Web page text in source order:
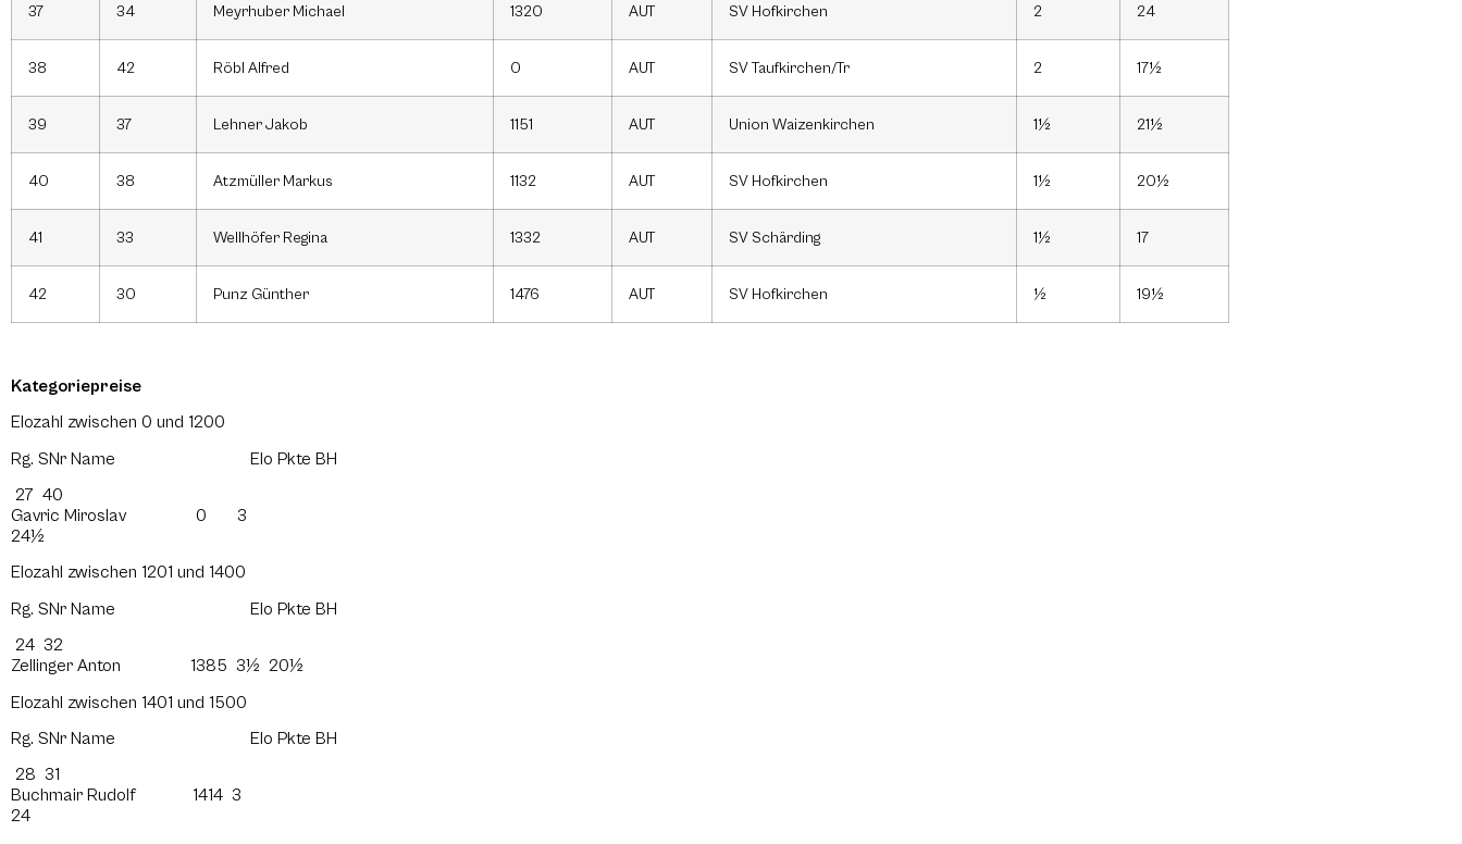
37 34 Meyrhuber Michael 1320 AUT SV Hofkirchen 2 24
38 42 Röbl Alfred 0 AUT SV Taufkirchen/Tr 2 17½
39 37 Lehner Jakob 1151 AUT Union Waizenkirchen 1½ 21½
40 38 Atzmüller Markus 1132 AUT SV Hofkirchen 1½ 20½
41 33 Wellhöfer Regina 1332 AUT SV Schärding 1½ 17
42 30 Punz Günther 1476 AUT SV Hofkirchen ½ 19½
Kategoriepreise
Elozahl zwischen 0 und 1200
Rg. SNr Name Elo Pkte BH
27 40
Gavric Miroslav 0 3
24½
Elozahl zwischen 1201 und 1400
Rg. SNr Name Elo Pkte BH
24 32
Zellinger Anton 1385 3½ 20½
Elozahl zwischen 1401 und 1500
Rg. SNr Name Elo Pkte BH
28 31
Buchmair Rudolf 1414 3
24